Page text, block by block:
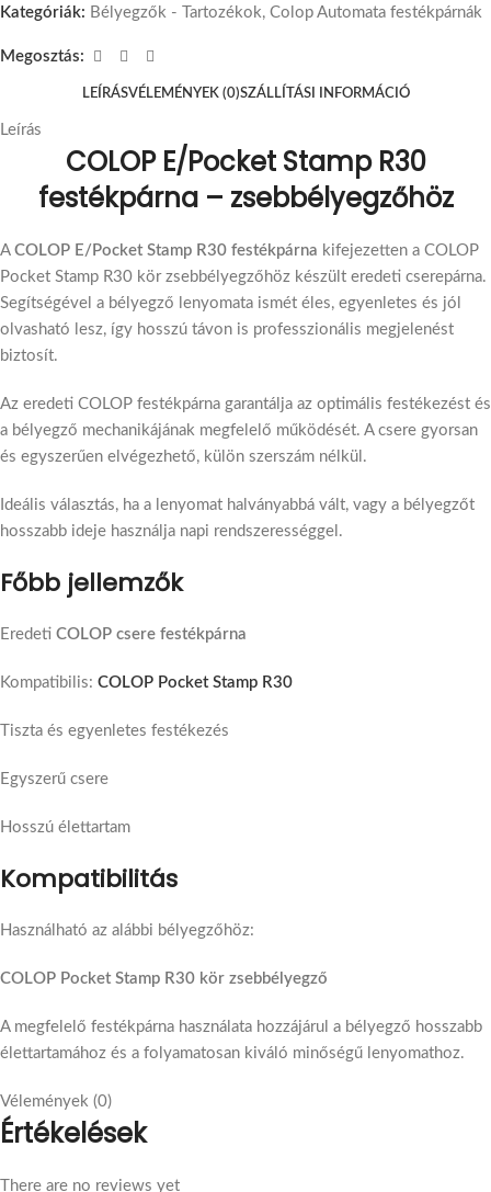
Kategóriák: Bélyegzők - Tartozékok, Colop Automata festékpárnák
Megosztás:
LEÍRÁSVÉLEMÉNYEK (0)SZÁLLÍTÁSI INFORMÁCIÓ
Leírás
COLOP E/Pocket Stamp R30
festékpárna – zsebbélyegzőhöz
A COLOP E/Pocket Stamp R30 festékpárna kifejezetten a COLOP
Pocket Stamp R30 kör zsebbélyegzőhöz készült eredeti cserepárna.
Segítségével a bélyegző lenyomata ismét éles, egyenletes és jól
olvasható lesz, így hosszú távon is professzionális megjelenést
biztosít.
Az eredeti COLOP festékpárna garantálja az optimális festékezést és
a bélyegző mechanikájának megfelelő működését. A csere gyorsan
és egyszerűen elvégezhető, külön szerszám nélkül.
Ideális választás, ha a lenyomat halványabbá vált, vagy a bélyegzőt
hosszabb ideje használja napi rendszerességgel.
Főbb jellemzők
Eredeti COLOP csere festékpárna
Kompatibilis: COLOP Pocket Stamp R30
Tiszta és egyenletes festékezés
Egyszerű csere
Hosszú élettartam
Kompatibilitás
Használható az alábbi bélyegzőhöz:
COLOP Pocket Stamp R30 kör zsebbélyegző
A megfelelő festékpárna használata hozzájárul a bélyegző hosszabb
élettartamához és a folyamatosan kiváló minőségű lenyomathoz.
Vélemények (0)
Értékelések
There are no reviews yet